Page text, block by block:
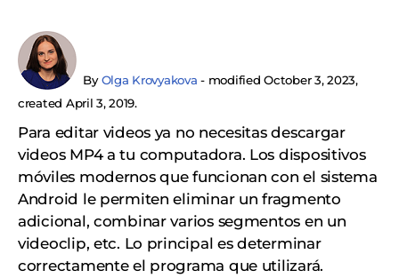
ByOlga Krovyakova - modified October 3, 2023,
created April 3, 2019.
Para editar videos ya no necesitas descargar
videos MP4 a tu computadora. Los dispositivos
móviles modernos que funcionan con el sistema
Android le permiten eliminar un fragmento
adicional, combinar varios segmentos en un
videoclip, etc. Lo principal es determinar
correctamente el programa que utilizará.